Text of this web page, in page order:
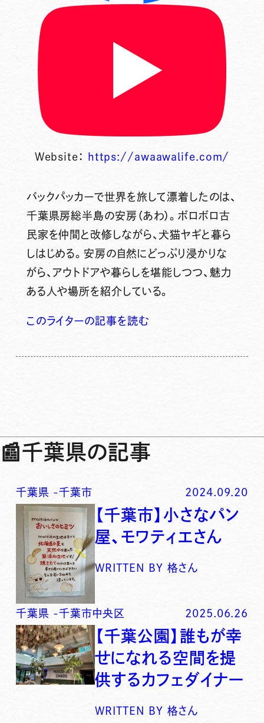
Website： https://awaawalife.com/
バックパッカーで世界を旅して漂着したのは、
千葉県房総半島の安房（あわ）。ボロボロ古
民家を仲間と改修しながら、犬猫ヤギと暮ら
しはじめる。安房の自然にどっぷり浸かりな
がら、アウトドアや暮らしを堪能しつつ、魅力
ある人や場所を紹介している。
このライターの記事を読む
📰千葉県の記事
千葉県 -千葉市 2024.09.20
【千葉市】小さなパン
屋、モワティエさん
WRITTEN BY 格さん
千葉県 -千葉市中央区 2025.06.26
【千葉公園】誰もが幸
せになれる空間を提
供するカフェダイナー
WRITTEN BY 格さん